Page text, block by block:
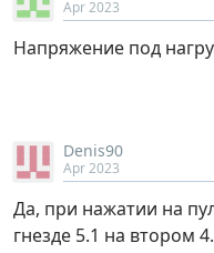
Apr 2023
Напряжение под
Denis90
Apr 2023
Да, при нажатии на
гнезде 5.1 на втором